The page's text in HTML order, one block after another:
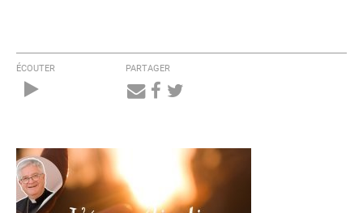
ÉCOUTER PARTAGER